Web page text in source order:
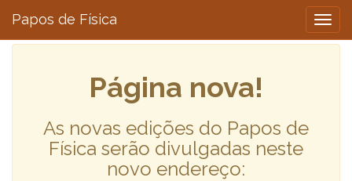
Papos de Física
Página nova!
As novas edições do Papos de
Física serão divulgadas neste
novo endereço: